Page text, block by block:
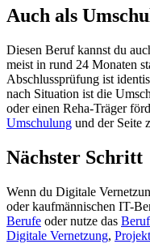
Auch als
Diesen Beruf kannst du
meist in rund 24 Monaten
Abschlussprüfung ist
nach Situation ist die
oder einen Reha-Träger
Umschulung und der Seite
Nächster Schritt
Wenn du Digitale
oder kaufmännischen IT-
Berufe oder nutze das
Digitale Vernetzung,